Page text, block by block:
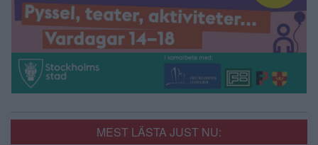
MEST LÄSTA JUST NU: